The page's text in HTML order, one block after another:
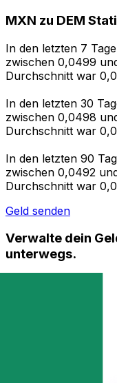
MXN zu DEM
In den letzten 7
zwischen 0,0499
Durchschnitt war
In den letzten 30
zwischen 0,0498
Durchschnitt war
In den letzten 90
zwischen 0,0492
Durchschnitt war
Geld senden
Verwalte dein
unterwegs.